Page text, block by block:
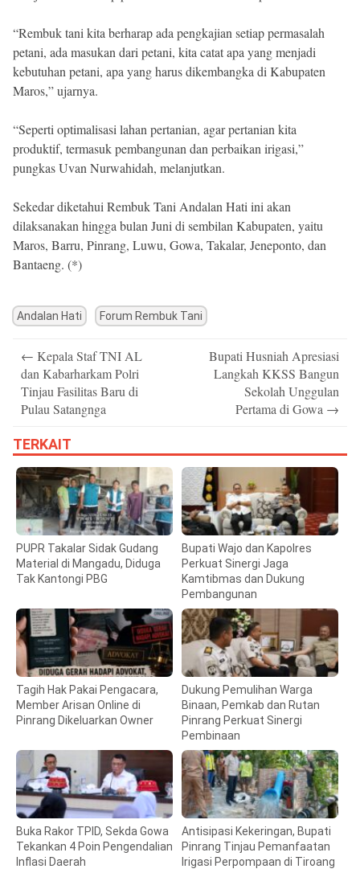
“Rembuk tani kita berharap ada pengkajian setiap permasalah
petani, ada masukan dari petani, kita catat apa yang menjadi
kebutuhan petani, apa yang harus dikembangka di Kabupaten
Maros,” ujarnya.
“Seperti optimalisasi lahan pertanian, agar pertanian kita
produktif, termasuk pembangunan dan perbaikan irigasi,”
pungkas Uvan Nurwahidah, melanjutkan.
Sekedar diketahui Rembuk Tani Andalan Hati ini akan
dilaksanakan hingga bulan Juni di sembilan Kabupaten, yaitu
Maros, Barru, Pinrang, Luwu, Gowa, Takalar, Jeneponto, dan
Bantaeng. (*)
Andalan Hati ⁠Forum Rembuk Tani
navigation
← Kepala Staf TNI AL
dan Kabarharkam Polri
Tinjau Fasilitas Baru di
Pulau Satangnga
Bupati Husniah Apresiasi
Langkah KKSS Bangun
Sekolah Unggulan
Pertama di Gowa →
TERKAIT
PUPR Takalar Sidak Gudang
Material di Mangadu, Diduga
Tak Kantongi PBG
Bupati Wajo dan Kapolres
Perkuat Sinergi Jaga
Kamtibmas dan Dukung
Pembangunan
Tagih Hak Pakai Pengacara,
Member Arisan Online di
Pinrang Dikeluarkan Owner
Dukung Pemulihan Warga
Binaan, Pemkab dan Rutan
Pinrang Perkuat Sinergi
Pembinaan
Buka Rakor TPID, Sekda Gowa
Tekankan 4 Poin Pengendalian
Inflasi Daerah
Antisipasi Kekeringan, Bupati
Pinrang Tinjau Pemanfaatan
Irigasi Perpompaan di Tiroang